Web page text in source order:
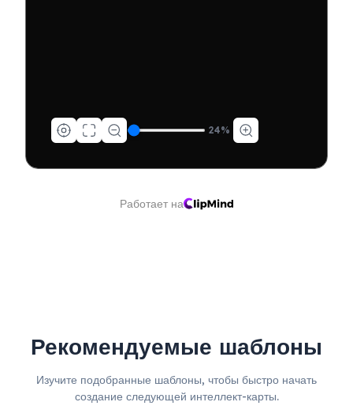
24%
Работает на
Рекомендуемые шаблоны
Изучите подобранные шаблоны, чтобы быстро начать
создание следующей интеллект-карты.